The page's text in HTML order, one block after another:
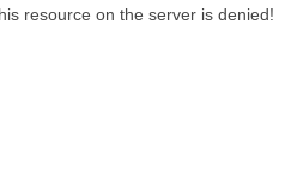
resource on the server is denied!